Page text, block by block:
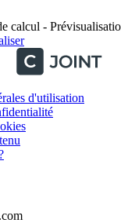
calcul -
d'utilisation